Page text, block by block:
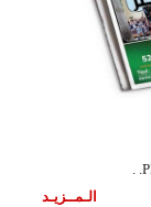
الـمــزيـد